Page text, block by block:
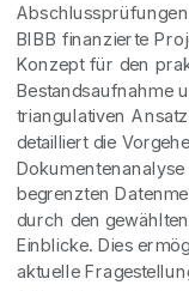
BIBB finanzierte
Konzept für den
Bestandsaufnahme
triangulativen
detailliert die
begrenzten
durch den
Einblicke. Dies
aktuelle